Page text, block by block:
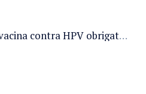
Projeto prevê vacina contra HPV obrigatória e testes moleculares para rastreamento do câncer do colo do útero